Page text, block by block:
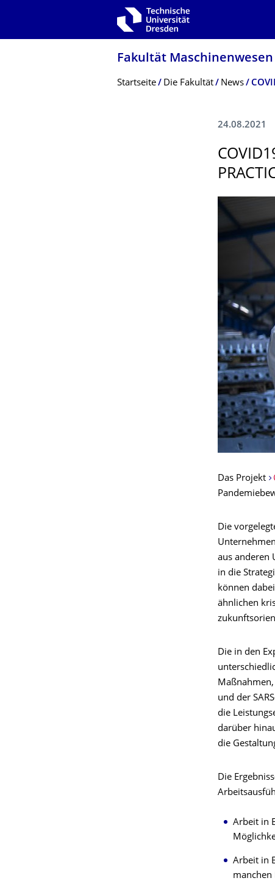
Zur Hauptnavigation springen
Fakultät Maschinenwesen
Breadcrumb-Menü
Startseite Die Fakultät News
24.08.2021
Das Projekt
Die
aus anderen
in die
können
ähnlichen
Die in den
und der
die
darüber
die
Die
Arbeit in
Arbeit in
manchen